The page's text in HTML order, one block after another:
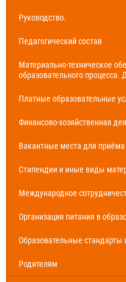
Руководство.
Педагогический состав
Материально-техническое
образовательного процесса.
Платные образовательные
Финансово-хозяйственная
Вакантные места для
Стипендии и иные виды
Международное
Организация питания в
Образовательные стандарты
Родителям